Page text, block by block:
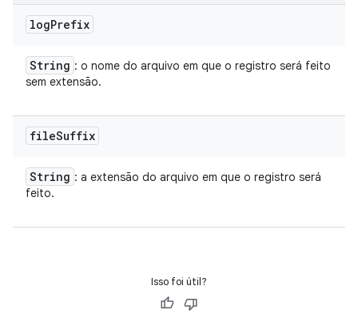
logPrefix
String : o nome do arquivo em que o registro será feito
sem extensão.
fileSuffix
String : a extensão do arquivo em que o registro será
feito.
Isso foi útil?